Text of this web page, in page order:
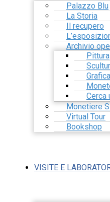
Palazzo Blu
La Storia
Il recupero
Archivio
Pittura
Grafica
Cerca
Monetiere
Virtual Tour
Bookshop
VISITE E